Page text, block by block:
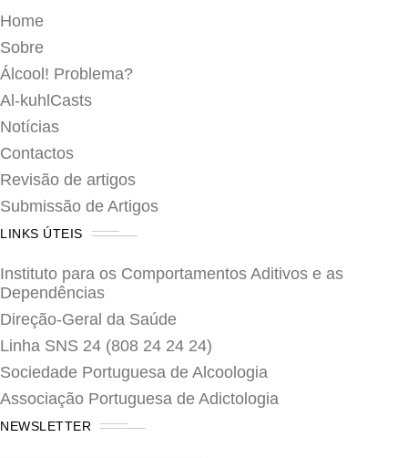
Home
Sobre
Álcool! Problema?
Al-kuhlCasts
Notícias
Contactos
Revisão de artigos
Submissão de Artigos
LINKS ÚTEIS
Instituto para os Comportamentos Aditivos e as
Dependências
Direção-Geral da Saúde
Linha SNS 24 (808 24 24 24)
Sociedade Portuguesa de Alcoologia
Associação Portuguesa de Adictologia
NEWSLETTER